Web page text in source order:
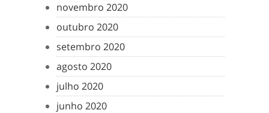
novembro 2020
outubro 2020
setembro 2020
agosto 2020
julho 2020
junho 2020